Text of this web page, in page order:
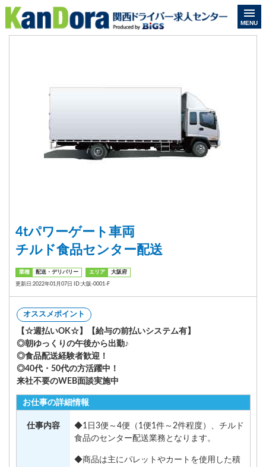
MENU
4tパワーゲート車両
チルド食品センター配送
業種 配送・デリバリー エリア 大阪府
更新日:2022年01月07日 ID:大阪-0001-F
オススメポイント
【☆週払いOK☆】【給与の前払いシステム有】
◎朝ゆっくりの午後から出勤♪
◎食品配送経験者歓迎！
◎40代・50代の方活躍中！
来社不要のWEB面談実施中
お仕事の詳細情報
仕事内容
◆1日3便～4便（1便1件～2件程度）、チルド
食品のセンター配送業務となります。
◆商品は主にパレットやカートを使用した積